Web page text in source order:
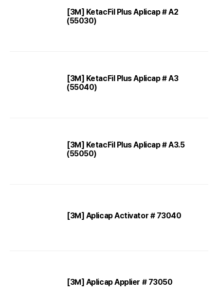
[3M] KetacFil Plus Aplicap # A2
(55030)
[3M] KetacFil Plus Aplicap # A3
(55040)
[3M] KetacFil Plus Aplicap # A3.5
(55050)
[3M] Aplicap Activator # 73040
[3M] Aplicap Applier # 73050